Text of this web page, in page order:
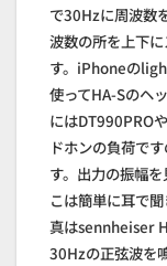
で30Hzに周波数
波数の所を上下
す。iPhoneの
使ってHA-Sのヘ
にはDT990PRO
ドホンの負荷で
す。出力の振幅
こは簡単に耳で
真はsennheiser
30Hzの正弦波を